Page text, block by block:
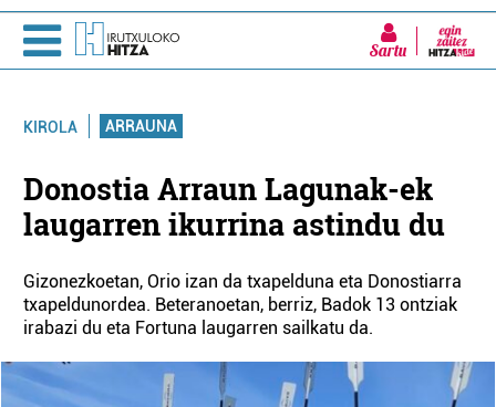
Sartu
KIROLA ARRAUNA
Donostia Arraun Lagunak-ek
laugarren ikurrina astindu du
Gizonezkoetan, Orio izan da txapelduna eta Donostiarra
txapeldunordea. Beteranoetan, berriz, Badok 13 ontziak
irabazi du eta Fortuna laugarren sailkatu da.